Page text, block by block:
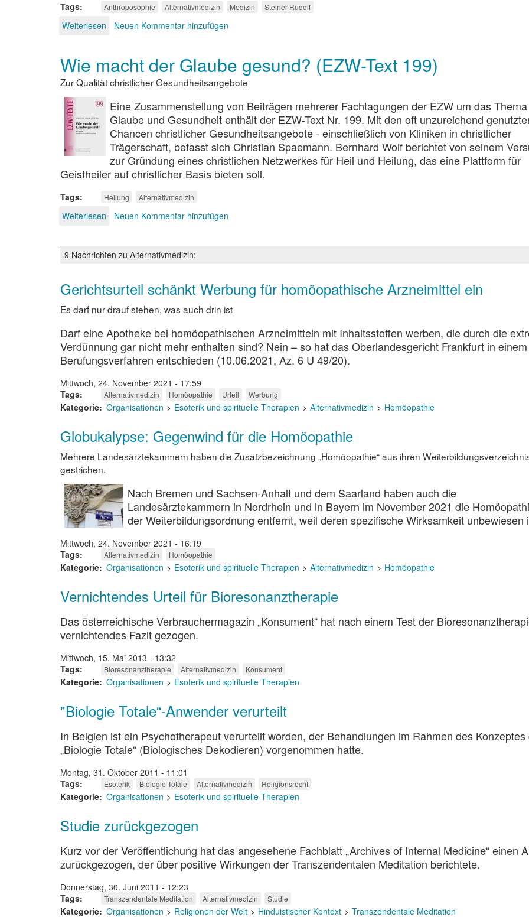
Tags Anthroposophie Alternativmedizin Medizin Steiner Rudolf
Weiterlesen über
Heilkunst
Neuen Kommentar hinzufügen
Wie macht der Glaube gesund? (EZW-Text 199)
Zur Qualität christlicher Gesundheitsangebote
Eine Zusammenstellung von Beiträgen mehrerer Fachtagungen der EZW um das Thema
Glaube und Gesundheit enthält der EZW-Text Nr. 199. Mit den oft unzureichend
Chancen christlicher Gesundheitsangebote - einschließlich von Kliniken in christlicher
Trägerschaft, befasst sich Christian Spaemann. Bernhard Wolf berichtet von seinem
zur Gründung eines christlichen Netzwerkes für Heil und Heilung, das eine Plattform für
Geistheiler auf christlicher Basis bieten soll.
Tags Heilung Alternativmedizin
Weiterlesen über
der
Glaube
(EZW-
Text
199)
Neuen Kommentar hinzufügen
9 Nachrichten zu Alternativmedizin:
Gerichtsurteil schänkt Werbung für homöopathische Arzneimittel ein
Es darf nur drauf stehen, was auch drin ist
Darf eine Apotheke bei homöopathischen Arzneimitteln mit Inhaltsstoffen werben, die durch die
Verdünnung gar nicht mehr enthalten sind? Nein – so hat das Oberlandesgericht Frankfurt in einem
Berufungsverfahren entschieden (10.06.2021, Az. 6 U 49/20).
Mittwoch, 24. November 2021 - 17:59
Tags
Alternativmedizin Homöopathie Urteil Werbung
Kategorie Organisationen Esoterik und spirituelle Therapien Alternativmedizin Homöopathie
Globukalypse: Gegenwind für die Homöopathie
Mehrere Landesärztekammern haben die Zusatzbezeichnung „Homöopathie“ aus ihren
gestrichen.
Nach Bremen und Sachsen-Anhalt und dem Saarland haben auch die
Landesärztekammern in Nordrhein und in Bayern im November 2021 die
der Weiterbildungsordnung entfernt, weil deren spezifische Wirksamkeit unbewiesen
Mittwoch, 24. November 2021 - 16:19
Tags
Alternativmedizin Homöopathie
Kategorie Organisationen Esoterik und spirituelle Therapien Alternativmedizin Homöopathie
Vernichtendes Urteil für Bioresonanztherapie
Das österreichische Verbrauchermagazin „Konsument“ hat nach einem Test der
vernichtendes Fazit gezogen.
Mittwoch, 15. Mai 2013 - 13:32
Tags
Bioresonanztherapie Alternativmedizin Konsument
Kategorie Organisationen Esoterik und spirituelle Therapien
"Biologie Totale“-Anwender verurteilt
In Belgien ist ein Psychotherapeut verurteilt worden, der Behandlungen im Rahmen des Konzeptes
„Biologie Totale“ (Biologisches Dekodieren) vorgenommen hatte.
Montag, 31. Oktober 2011 - 11:01
Tags
Esoterik Biologie Totale Alternativmedizin Religionsrecht
Kategorie Organisationen Esoterik und spirituelle Therapien
Studie zurückgezogen
Kurz vor der Veröffentlichung hat das angesehene Fachblatt „Archives of Internal Medicine“ einen
zurückgezogen, der über positive Wirkungen der Transzendentalen Meditation berichtete.
Donnerstag, 30. Juni 2011 - 12:23
Tags
Transzendentale Meditation Alternativmedizin Studie
Kategorie Organisationen Religionen der Welt Hinduistischer Kontext Transzendentale Meditation